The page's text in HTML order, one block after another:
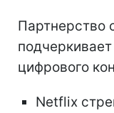
Партнерство
цифрового
Netflix